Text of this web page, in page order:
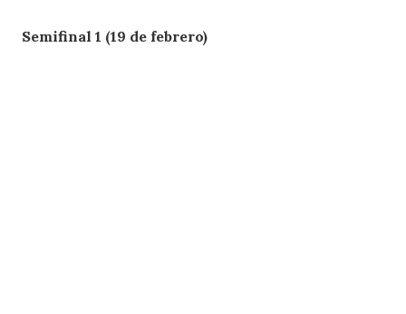
Semifinal 1 (19 de febrero)